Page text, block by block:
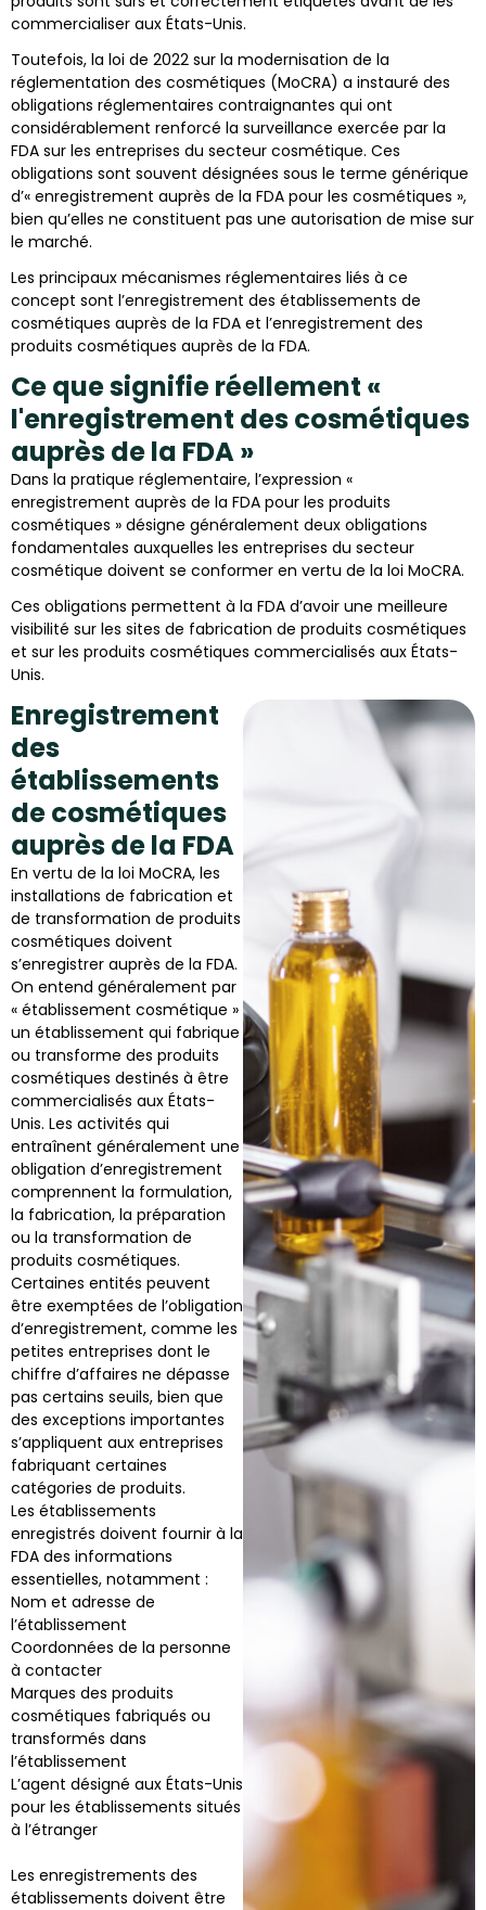
commercialiser aux États-Unis.
Toutefois, la loi de 2022 sur la modernisation de la
réglementation des cosmétiques (MoCRA) a instauré des
obligations réglementaires contraignantes qui ont
considérablement renforcé la surveillance exercée par la
FDA sur les entreprises du secteur cosmétique. Ces
obligations sont souvent désignées sous le terme générique
d’« enregistrement auprès de la FDA pour les cosmétiques »,
bien qu’elles ne constituent pas une autorisation de mise sur
le marché.
Les principaux mécanismes réglementaires liés à ce
concept sont l’enregistrement des établissements de
cosmétiques auprès de la FDA et l’enregistrement des
produits cosmétiques auprès de la FDA.
Ce que signifie réellement «
l'enregistrement des cosmétiques
auprès de la FDA »
Dans la pratique réglementaire, l’expression «
enregistrement auprès de la FDA pour les produits
cosmétiques » désigne généralement deux obligations
fondamentales auxquelles les entreprises du secteur
cosmétique doivent se conformer en vertu de la loi MoCRA.
Ces obligations permettent à la FDA d’avoir une meilleure
visibilité sur les sites de fabrication de produits cosmétiques
et sur les produits cosmétiques commercialisés aux États-
Unis.
Enregistrement
des
établissements
de cosmétiques
auprès de la FDA
En vertu de la loi MoCRA, les
installations de fabrication et
de transformation de produits
cosmétiques doivent
s’enregistrer auprès de la FDA.
On entend généralement par
« établissement cosmétique »
un établissement qui fabrique
ou transforme des produits
cosmétiques destinés à être
commercialisés aux États-
Unis. Les activités qui
entraînent généralement une
obligation d’enregistrement
comprennent la formulation,
la fabrication, la préparation
ou la transformation de
produits cosmétiques.
Certaines entités peuvent
être exemptées de l’obligation
d’enregistrement, comme les
petites entreprises dont le
chiffre d’affaires ne dépasse
pas certains seuils, bien que
des exceptions importantes
s’appliquent aux entreprises
fabriquant certaines
catégories de produits.
Les établissements
enregistrés doivent fournir à la
FDA des informations
essentielles, notamment :
Nom et adresse de
l’établissement
Coordonnées de la personne
à contacter
Marques des produits
cosmétiques fabriqués ou
transformés dans
l’établissement
L’agent désigné aux États-Unis
pour les établissements situés
à l’étranger
Les enregistrements des
établissements doivent être